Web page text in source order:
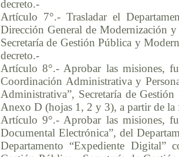
decreto.-
Artículo 7°.- Trasladar el
Dirección General de Modernización
Secretaría de Gestión Pública y
decreto.-
Artículo 8°.- Aprobar las misiones,
Coordinación Administrativa y
Administrativa”, Secretaría de
Anexo D (hojas 1, 2 y 3), a partir de la
Artículo 9°.- Aprobar las misiones,
Documental Electrónica”, del
Departamento “Expediente Digital”